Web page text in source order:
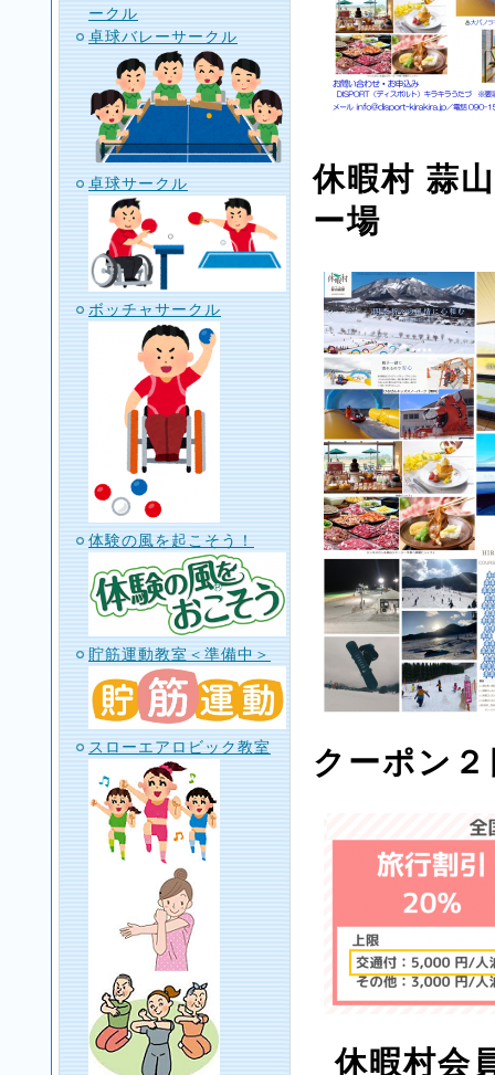
ークル
卓球バレーサークル
卓球サークル
ボッチャサークル
体験の風を起こそう！
貯筋運動教室＜準備中＞
スローエアロビック教室
休暇村 蒜
ー場
クーポン
休暇村会